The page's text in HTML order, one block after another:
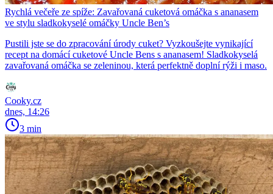
Rychlá večeře ze spíže: Zavařovaná cuketová omáčka s ananasem
ve stylu sladkokyselé omáčky Uncle Ben’s
Pustili jste se do zpracování úrody cuket? Vyzkoušejte vynikající
recept na domácí cuketové Uncle Bens s ananasem! Sladkokyselá
zavařovaná omáčka se zeleninou, která perfektně doplní rýži i maso.
Cooky.cz
dnes, 14:26
3 min